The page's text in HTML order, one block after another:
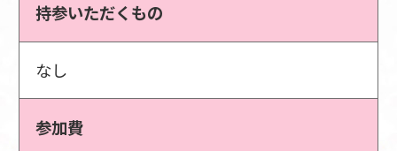
持参いただくもの
なし
参加費